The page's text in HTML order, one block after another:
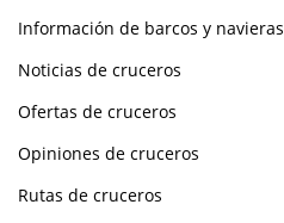
Información de barcos y navieras
Noticias de cruceros
Ofertas de cruceros
Opiniones de cruceros
Rutas de cruceros